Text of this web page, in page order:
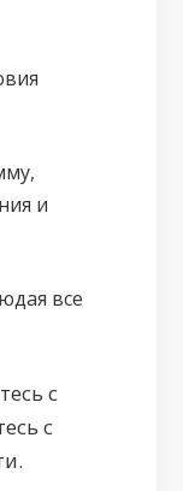
и
все
с
с